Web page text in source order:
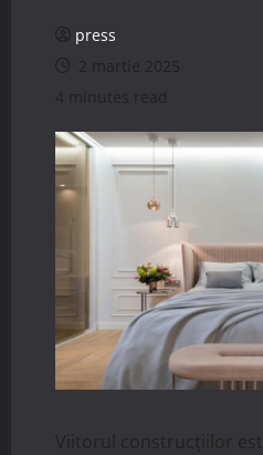
press
2 martie 2025
4 minutes read
Viitorul construcțiilor